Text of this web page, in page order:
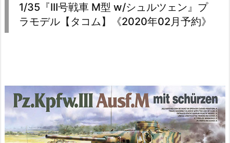
1/35『III号戦車 M型 w/シュルツェン』プ
ラモデル【タコム】《2020年02月予約》